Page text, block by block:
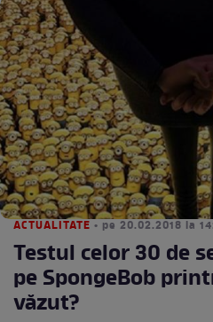
ACTUALITATE • pe 20.02.2018 la
Testul celor 30 de
pe SpongeBob
văzut?